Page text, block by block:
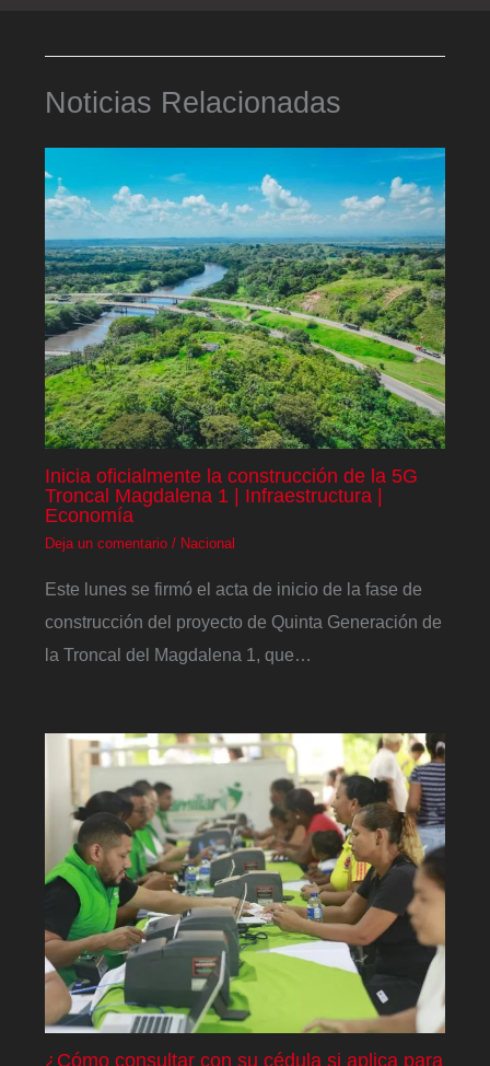
Noticias Relacionadas
Inicia oficialmente la construcción de la 5G
Troncal Magdalena 1 | Infraestructura |
Economía
Deja un comentario / Nacional
Este lunes se firmó el acta de inicio de la fase de
construcción del proyecto de Quinta Generación de
la Troncal del Magdalena 1, que…
¿Cómo consultar con su cédula si aplica para